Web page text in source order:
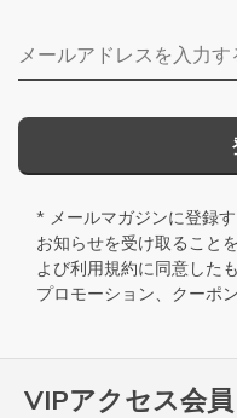
VIPアクセス会
メールアドレス
* メールマガジンに登録
お知らせを受け取ることを
よび利用規約に同意した
プロモーション、クーポ